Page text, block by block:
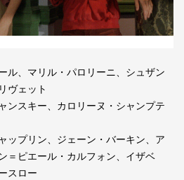
ル、マリル・パロリーニ、シュザン
ヴェット
ンスキー、カロリーヌ・シャンプテ
ップリン、ジェーン・バーキン、ア
＝ピエール・カルフォン、イザベ
スロー